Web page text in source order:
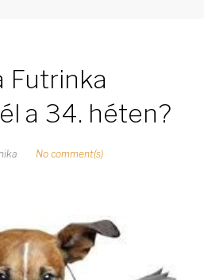
Futrinka
a 34. héten?
No comment(s)